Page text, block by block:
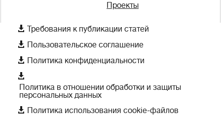
Проекты
 Требования к публикации статей
 Пользовательское соглашение
 Политика конфиденциальности

Политика в отношении обработки и защиты
персональных данных
 Политика использования cookie-файлов